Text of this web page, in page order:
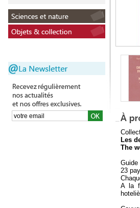
Les
The
Guide
23
A la